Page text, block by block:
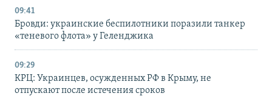
09:41
Бровди: украинские беспилотники поразили танкер
«теневого флота» у Геленджика
09:29
КРЦ: Украинцев, осужденных РФ в Крыму, не
отпускают после истечения сроков